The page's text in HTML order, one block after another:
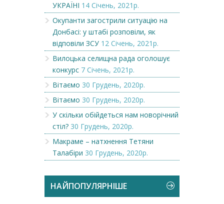
УКРАЇНІ 14 Січень, 2021р.
Окупанти загострили ситуацію на
Донбасі: у штабі розповіли, як
відповіли ЗСУ 12 Січень, 2021р.
Вилоцька селищна рада оголошує
конкурс 7 Січень, 2021р.
Вітаємо 30 Грудень, 2020р.
Вітаємо 30 Грудень, 2020р.
У скільки обійдеться нам новорічний
стіл? 30 Грудень, 2020р.
Макраме – натхнення Тетяни
Талабіри 30 Грудень, 2020р.
НАЙПОПУЛЯРНІШЕ